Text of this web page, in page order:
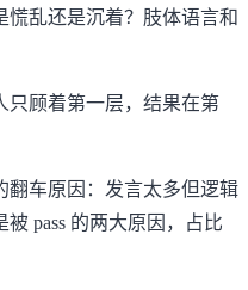
慌乱还是沉着？肢体语言和
只顾着第一层，结果在第
翻车原因：发言太多但逻辑
pass 的两大原因，占比